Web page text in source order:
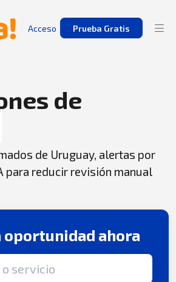
Acceso Prueba Gratis
de
de Uruguay, alertas por
para reducir revisión manual
oportunidad ahora